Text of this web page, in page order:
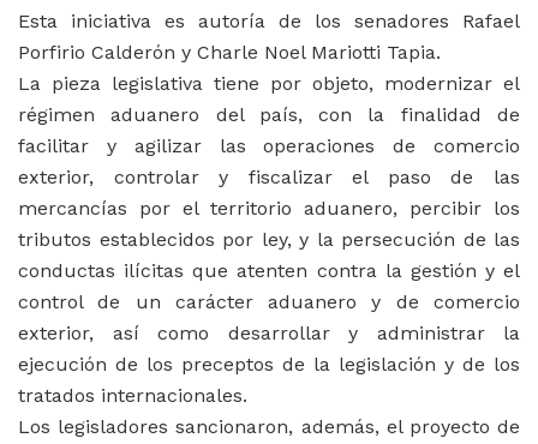
Esta iniciativa es autoría de los senadores Rafael
Porfirio Calderón y Charle Noel Mariotti Tapia.
La pieza legislativa tiene por objeto, modernizar el
régimen aduanero del país, con la finalidad de
facilitar y agilizar las operaciones de comercio
exterior, controlar y fiscalizar el paso de las
mercancías por el territorio aduanero, percibir los
tributos establecidos por ley, y la persecución de las
conductas ilícitas que atenten contra la gestión y el
control de un carácter aduanero y de comercio
exterior, así como desarrollar y administrar la
ejecución de los preceptos de la legislación y de los
tratados internacionales.
Los legisladores sancionaron, además, el proyecto de